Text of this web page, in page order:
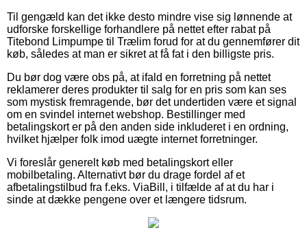
Til gengæld kan det ikke desto mindre vise sig lønnende at
udforske forskellige forhandlere på nettet efter rabat på
Titebond Limpumpe til Trælim forud for at du gennemfører dit
køb, således at man er sikret at få fat i den billigste pris.
Du bør dog være obs på, at ifald en forretning på nettet
reklamerer deres produkter til salg for en pris som kan ses
som mystisk fremragende, bør det undertiden være et signal
om en svindel internet webshop. Bestillinger med
betalingskort er på den anden side inkluderet i en ordning,
hvilket hjælper folk imod uægte internet forretninger.
Vi foreslår generelt køb med betalingskort eller
mobilbetaling. Alternativt bør du drage fordel af et
afbetalingstilbud fra f.eks. ViaBill, i tilfælde af at du har i
sinde at dække pengene over et længere tidsrum.